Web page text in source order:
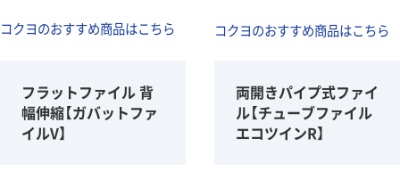
コクヨのおすすめ商品はこちら コクヨのおすすめ商品はこちら
フラットファイル 背
幅伸縮【ガバットファ
イルV】
両開きパイプ式ファイ
ル【チューブファイル
エコツインR】